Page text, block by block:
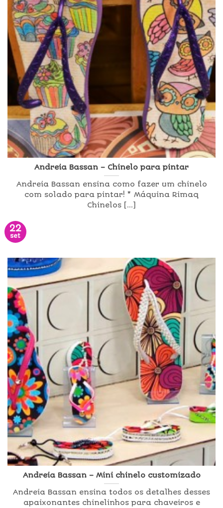
Andreia Bassan – Chinelo para pintar
Andreia Bassan ensina como fazer um chinelo
com solado para pintar! * Máquina Rimaq
Chinelos [...]
22
set
Andreia Bassan – Mini chinelo customizado
Andreia Bassan ensina todos os detalhes desses
apaixonantes chinelinhos para chaveiros e